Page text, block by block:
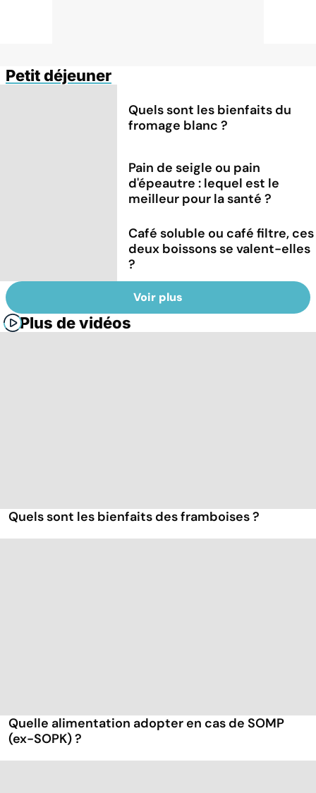
Petit déjeuner
Quels sont les bienfaits du
fromage blanc ?
Pain de seigle ou pain
d'épeautre : lequel est le
meilleur pour la santé ?
Café soluble ou café filtre, ces
deux boissons se valent-elles
?
Voir plus
Plus de vidéos
Quels sont les bienfaits des framboises ?
Quelle alimentation adopter en cas de SOMP
(ex-SOPK) ?